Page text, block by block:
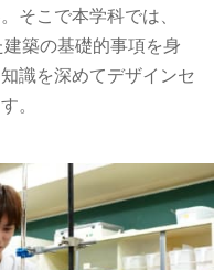
そこで本学科では、
築の基礎的事項を身
識を深めてデザインセ
。